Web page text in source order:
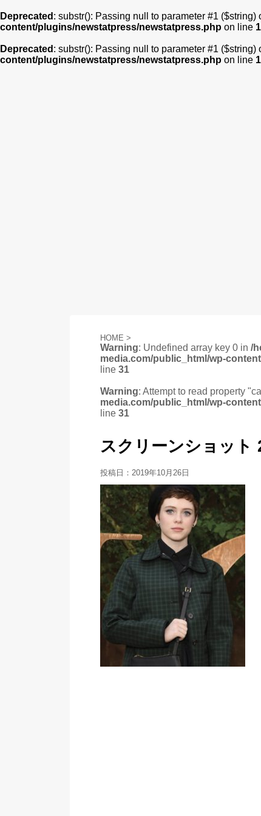
Deprecated : substr(): Passing null to parameter #1 ($string)
content/plugins/newstatpress/newstatpress.php on line
Deprecated : substr(): Passing null to parameter #1 ($string)
content/plugins/newstatpress/newstatpress.php on line
HOME >
Warning: Undefined array key 0 in /
media.com/public_html/wp-
line 31
Warning: Attempt to read property
media.com/public_html/wp-
line 31
スクリーンショット
投稿日： 2019年10月26日